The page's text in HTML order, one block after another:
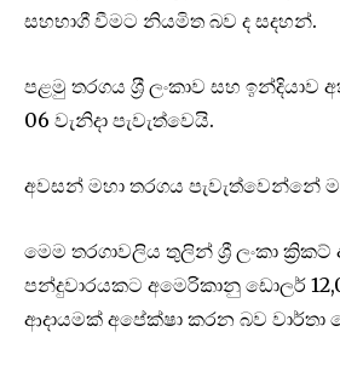
සහභාගී වීමට නියමිත බව ද සදහන්.
පළමු තරගය ශ‍්‍රී ලංකාව සහ ඉන්දියාව
06 වැනිදා පැවැත්වෙයි.
අවසන් මහා තරගය පැවැත්වෙන්නේ
මෙම තරගාවලිය තුලින් ශ්‍රී ලංකා
පන්දුවාරයකට අමෙරිකානු ඩොලර්
ආදායමක් අපේක්ෂා කරන බව වාර්තා